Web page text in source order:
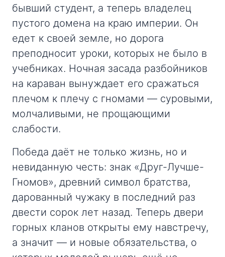
бывший студент, а теперь владелец
пустого домена на краю империи. Он
едет к своей земле, но дорога
преподносит уроки, которых не было в
учебниках. Ночная засада разбойников
на караван вынуждает его сражаться
плечом к плечу с гномами — суровыми,
молчаливыми, не прощающими
слабости.
Победа даёт не только жизнь, но и
невиданную честь: знак «Друг-Лучше-
Гномов», древний символ братства,
дарованный чужаку в последний раз
двести сорок лет назад. Теперь двери
горных кланов открыты ему навстречу,
а значит — и новые обязательства, о